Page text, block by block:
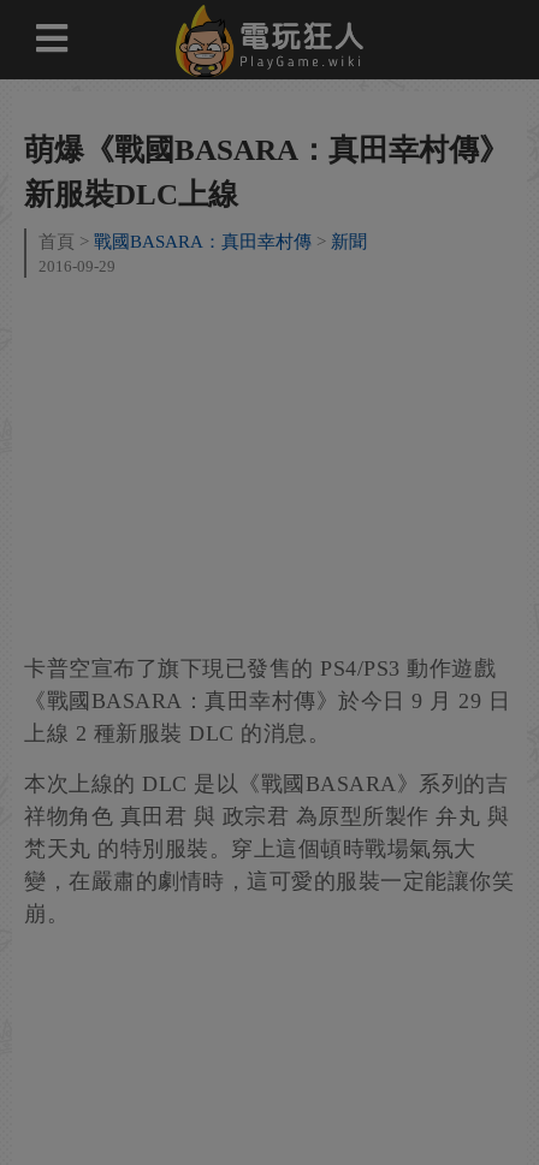
萌爆《戰國BASARA：真田幸村傳》
新服裝DLC上線
首頁 戰國BASARA：真田幸村傳 新聞
2016-09-29
卡普空宣布了旗下現已發售的 PS4/PS3 動作遊戲
《戰國BASARA：真田幸村傳》於今日 9 月 29 日
上線 2 種新服裝 DLC 的消息。
本次上線的 DLC 是以《戰國BASARA》系列的吉
祥物角色 真田君 與 政宗君 為原型所製作 弁丸 與
梵天丸 的特別服裝。穿上這個頓時戰場氣氛大
變，在嚴肅的劇情時，這可愛的服裝一定能讓你笑
崩。